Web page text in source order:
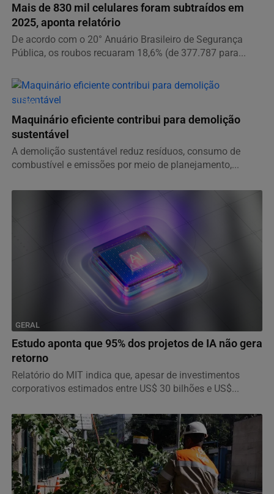
Mais de 830 mil celulares foram subtraídos em
2025, aponta relatório
De acordo com o 20° Anuário Brasileiro de Segurança
Pública, os roubos recuaram 18,6% (de 377.787 para...
GERAL
Maquinário eficiente contribui para demolição
sustentável
A demolição sustentável reduz resíduos, consumo de
combustível e emissões por meio de planejamento,...
GERAL
Estudo aponta que 95% dos projetos de IA não gera
retorno
Relatório do MIT indica que, apesar de investimentos
corporativos estimados entre US$ 30 bilhões e US$...